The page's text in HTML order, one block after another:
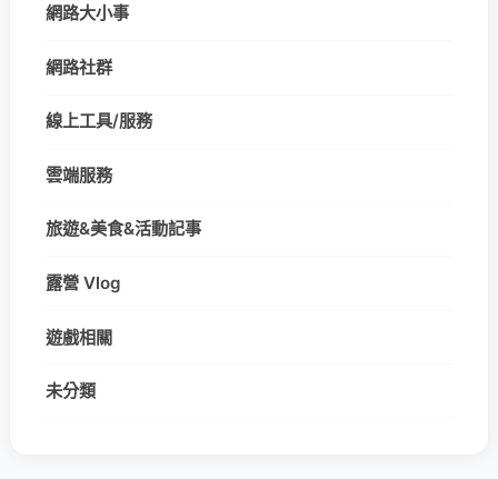
網路大小事
網路社群
線上工具/服務
雲端服務
旅遊&美食&活動記事
露營 Vlog
遊戲相關
未分類